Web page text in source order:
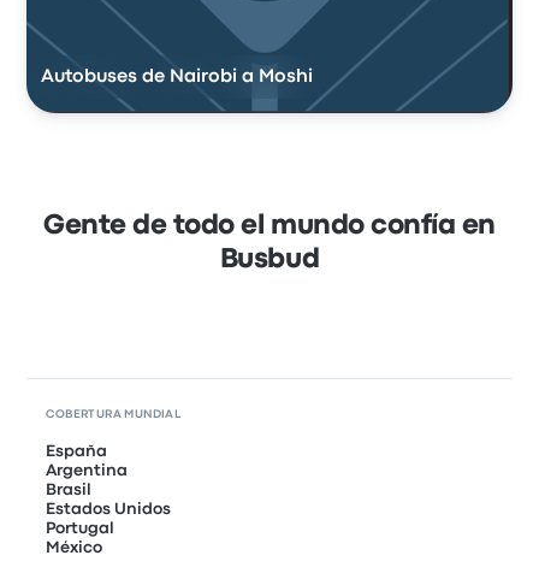
Autobuses de Nairobi a Moshi
Gente de todo el mundo confía en
Busbud
COBERTURA MUNDIAL
España
Argentina
Brasil
Estados Unidos
Portugal
México